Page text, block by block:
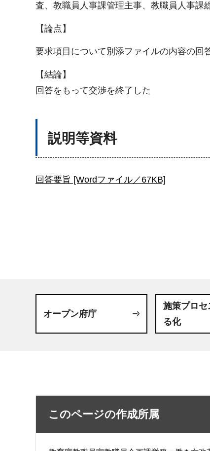
査、教職員人事課管理主事、教職員人事課
【論点】
要求項目について別添ファイルの内容の回
【結論】
回答をもって交渉を終了した
説明等資料
回答要旨 [Wordファイル／67KB]
オープン府庁
施策プロセ
る化
このページの作成所属